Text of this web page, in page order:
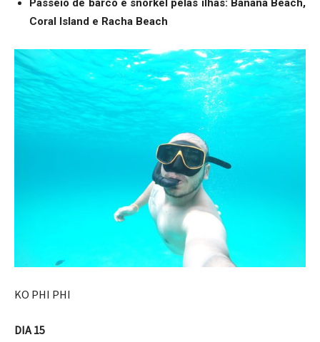
Passeio de barco e snorkel pelas ilhas: Banana Beach,
Coral Island e Racha Beach
KO PHI PHI
DIA 15